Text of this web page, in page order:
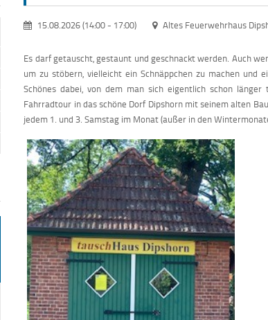
15.08.2026 (14:00- 17:00) Altes Feuerwehrhaus
Es darf getauscht, gestaunt und geschnackt werden. Auch
um zu stöbern, vielleicht ein Schnäppchen zu machen und
Schönes dabei, von dem man sich eigentlich schon
Fahrradtour in das schöne Dorf Dipshorn mit seinem alten
jedem 1. und 3. Samstag im Monat (außer in den